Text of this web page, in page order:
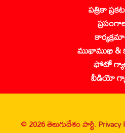
పత్రికా
ముఖాముఖి &
ఫోటో
వీడియో
© 2026 తెలుగుదేశం పార్టీ.Privacy